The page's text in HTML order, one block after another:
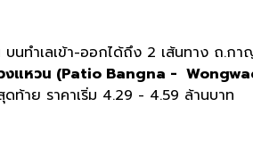
นทำเลเข้า-ออกได้ถึง 2 เส้นทาง ถ.ก
งแหวน (Patio Bangna -
าย ราคาเริ่ม 4.29 - 4.59 ล้านบาท